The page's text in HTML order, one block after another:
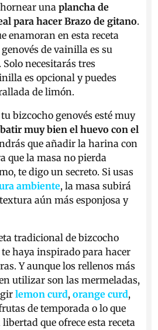
unaplancha de
para hacer Brazo de gitano.
enamoran en esta receta
de vainilla es su
necesitarás tres
es opcional y puedes
de limón.
bizcocho genovés esté muy
batir muy bien el huevo con el
que añadir la harina con
que la masa no pierda
te digo un secreto. Si usas
ambiente, la masa subirá
aún más esponjosa y
tradicional de bizcocho
haya inspirado para hacer
Y aunque los rellenos más
utilizar son las mermeladas,
lemon curd,orange curd,
de temporada o lo que
que ofrece esta receta